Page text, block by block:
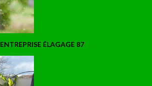
ENTREPRISE ÉLAGAGE 87